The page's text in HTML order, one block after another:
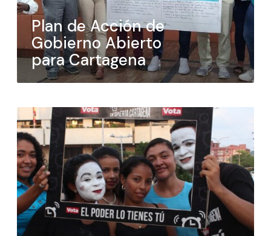
Plan de Acción de
Gobierno Abierto
para Cartagena